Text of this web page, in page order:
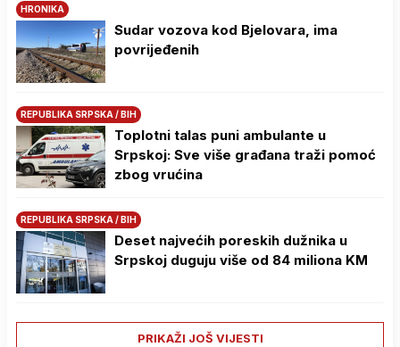
HRONIKA
Sudar vozova kod Bjelovara, ima
povrijeđenih
REPUBLIKA SRPSKA / BIH
Toplotni talas puni ambulante u
Srpskoj: Sve više građana traži pomoć
zbog vrućina
REPUBLIKA SRPSKA / BIH
Deset najvećih poreskih dužnika u
Srpskoj duguju više od 84 miliona KM
PRIKAŽI JOŠ VIJESTI